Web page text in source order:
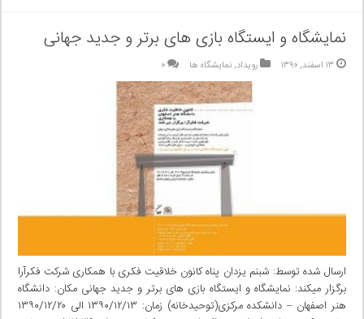
نمایشگاه و ایستگاه بازی های برتر و جدید جهانی
۱۳ اسفند, ۱۳۹۰ رویداد,نمایشگاه ها ۰
ارسال شده توسط: شبنم یزدان پناه کانون خلاقیت فکری با همکاری شرکت فکرآرا
برگزار میکند: نمایشگاه و ایستگاه بازی های برتر و جدید جهانی مکان: دانشگاه
هنر اصفهان – دانشکده مرکزی(توحیدخانه) زمان: ۱۳۹۰/۱۲/۱۳ الی ۱۳۹۰/۱۲/۲۰